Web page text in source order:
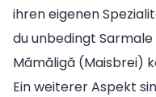
ihren eigenen
du unbedingt
Mămăligă (Maisbrei)
Ein weiterer Aspekt